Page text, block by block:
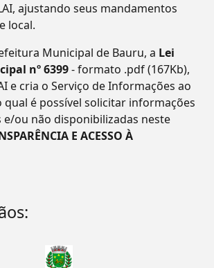
ajustando seus mandamentos
local.
Municipal de Bauru, a Lei
nº 6399- formato .pdf (167Kb),
e cria o Serviço de Informações ao
qual é possível solicitar informações
ou não disponibilizadas neste
E ACESSO À